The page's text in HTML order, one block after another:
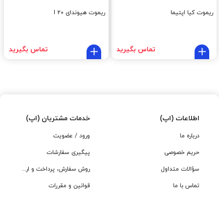
ریموت کیا اپتیما
تماس بگیرید
ریموت هیوندای I 20
تماس بگیرید
اطلاعات (اپ)
درباره ما
حریم خصوصی
سؤالات متداول
تماس با ما
خدمات مشتریان (اپ)
ورود / عضویت
پیگیری سفارشات
روش سفارش، پرداخت و ارسال
قوانین و مقررات